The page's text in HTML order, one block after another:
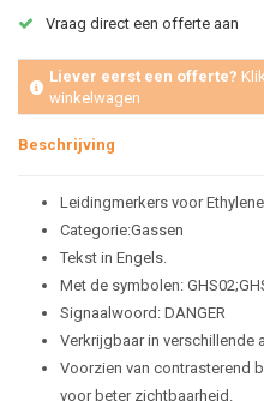
Vraag direct een offerte aan
Liever eerst een offerte?
winkelwagen
Beschrijving
Leidingmerkers voor
Categorie:Gassen
Tekst in Engels.
Met de symbolen:
Signaalwoord: DANGER
Verkrijgbaar in verschillende
Voorzien van contrasterend
voor beter zichtbaarheid.